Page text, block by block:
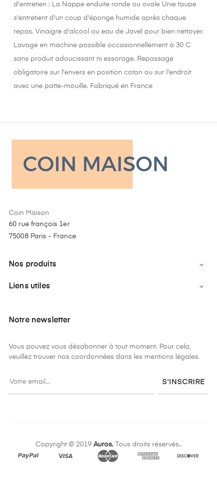
d'entretien : La Nappe enduite ronde ou ovale Unie taupe
s'entretient d'un coup d'éponge humide après chaque
repas. Vinaigre d'alcool ou eau de Javel pour bien nettoyer.
Lavage en machine possible occasionnellement à 30 C
sans produit adoucissant ni essorage. Repassage
obligatoire sur l'envers en position coton ou sur l'endroit
avec une patte-mouille. Fabriqué en France
Coin Maison
60 rue françois 1er
75008 Paris - France
Nos produits 
Liens utiles 
Notre newsletter
Vous pouvez vous désabonner à tout moment. Pour cela,
veuillez trouver nos coordonnées dans les mentions légales.
S'INSCRIRE
Copyright © 2019 Auros. Tous droits réservés..